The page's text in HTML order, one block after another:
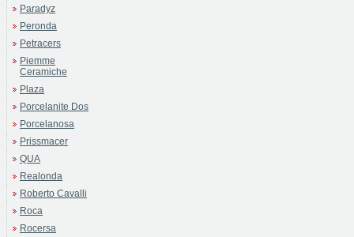
Paradyz
Peronda
Petracers
Piemme
Ceramiche
Plaza
Porcelanite Dos
Porcelanosa
Prissmacer
QUA
Realonda
Roberto Cavalli
Roca
Rocersa